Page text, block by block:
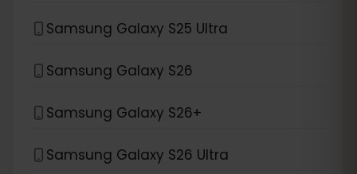
Samsung Galaxy S25 Ultra
Samsung Galaxy S26
Samsung Galaxy S26+
Samsung Galaxy S26 Ultra